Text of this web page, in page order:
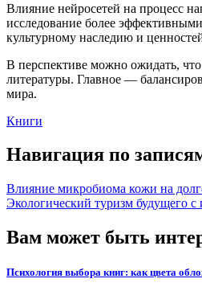
Влияние нейросетей на процесс
исследование более
культурному наследию и
В перспективе можно ожидать,
литературы. Главное —
мира.
Книги
Навигация по
Влияние микробиома кожи на
Экологический туризм будущего
Вам может быть
Психология выбора книг: как цвета